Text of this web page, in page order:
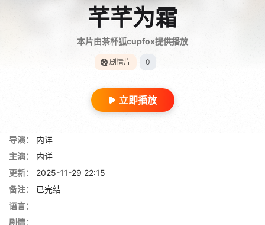
芊芊为霜
本片由茶杯狐cupfox提供播放
剧情片 0
立即播放
导演：
内详
主演：
内详
更新：
2025-11-29 22:15
备注：
已完结
语言：
剧情：